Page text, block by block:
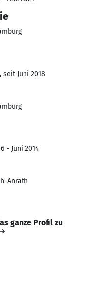
seit Juni 2018
- Juni 2014
Anrath
ganze Profil zu